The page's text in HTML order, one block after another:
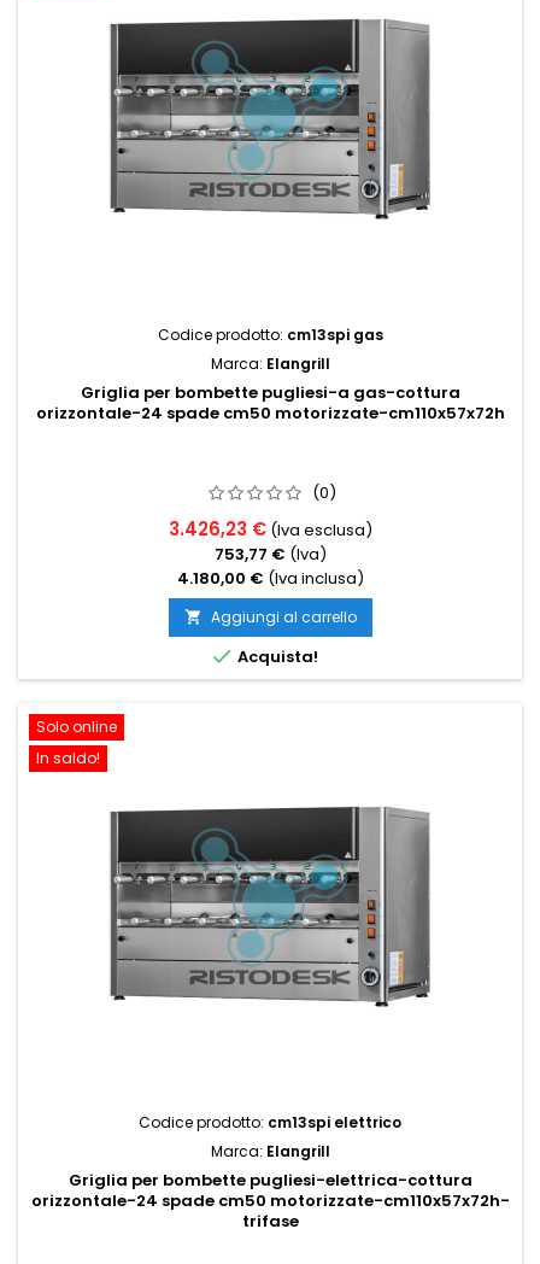
Codice prodotto: cm13spi gas
Marca: Elangrill
Griglia per bombette pugliesi-a gas-cottura
orizzontale-24 spade cm50 motorizzate-cm110x57x72h
(0)
3.426,23 € (Iva esclusa)
753,77 € (Iva)
4.180,00 € (Iva inclusa)
 Aggiungi al carrello
 Acquista!
Solo online
In saldo!
Codice prodotto: cm13spi elettrico
Marca: Elangrill
Griglia per bombette pugliesi-elettrica-cottura
orizzontale-24 spade cm50 motorizzate-cm110x57x72h-
trifase